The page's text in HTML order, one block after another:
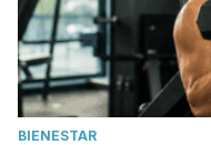
BIENESTAR